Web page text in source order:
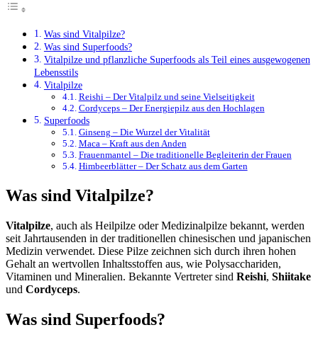
Was sind Vitalpilze?
Was sind Superfoods?
Vitalpilze und pflanzliche Superfoods als Teil eines ausgewogenen
Lebensstils
Vitalpilze
Reishi – Der Vitalpilz und seine Vielseitigkeit
Cordyceps – Der Energiepilz aus den Hochlagen
Superfoods
Ginseng – Die Wurzel der Vitalität
Maca – Kraft aus den Anden
Frauenmantel – Die traditionelle Begleiterin der Frauen
Himbeerblätter – Der Schatz aus dem Garten
Was sind Vitalpilze?
Vitalpilze, auch als Heilpilze oder Medizinalpilze bekannt, werden
seit Jahrtausenden in der traditionellen chinesischen und japanischen
Medizin verwendet. Diese Pilze zeichnen sich durch ihren hohen
Gehalt an wertvollen Inhaltsstoffen aus, wie Polysacchariden,
Vitaminen und Mineralien. Bekannte Vertreter sind Reishi, Shiitake
und Cordyceps.
Was sind Superfoods?